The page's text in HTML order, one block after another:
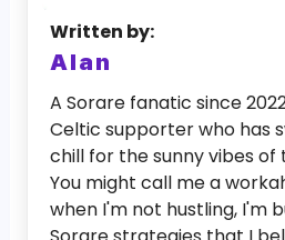
Written by:
Alan
A Sorare fanatic since
Celtic supporter who has
chill for the sunny vibes of
You might call me a
when I'm not hustling, I'm